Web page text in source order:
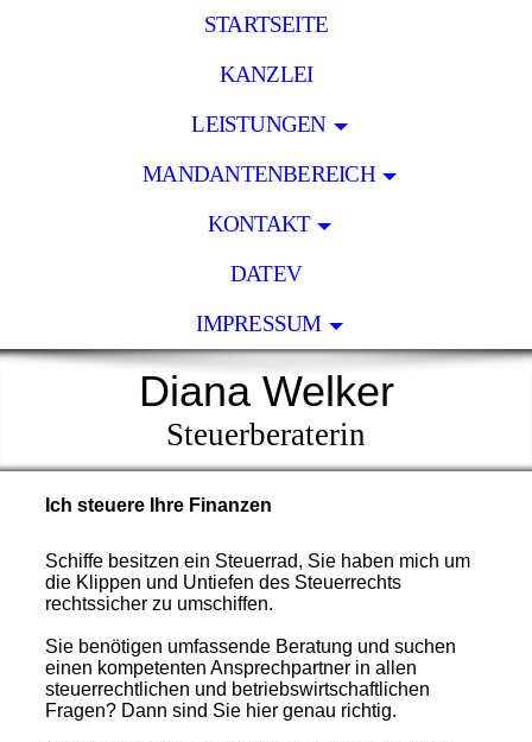
STARTSEITE
KANZLEI
LEISTUNGEN
MANDANTENBEREICH
KONTAKT
DATEV
IMPRESSUM
Diana Welker
Steuerberaterin
Ich steuere Ihre Finanzen
Schiffe besitzen ein Steuerrad, Sie haben mich um
die Klippen und Untiefen des Steuerrechts
rechtssicher zu umschiffen.
Sie benötigen umfassende Beratung und suchen
einen kompetenten Ansprechpartner in allen
steuerrechtlichen und betriebswirtschaftlichen
Fragen? Dann sind Sie hier genau richtig.